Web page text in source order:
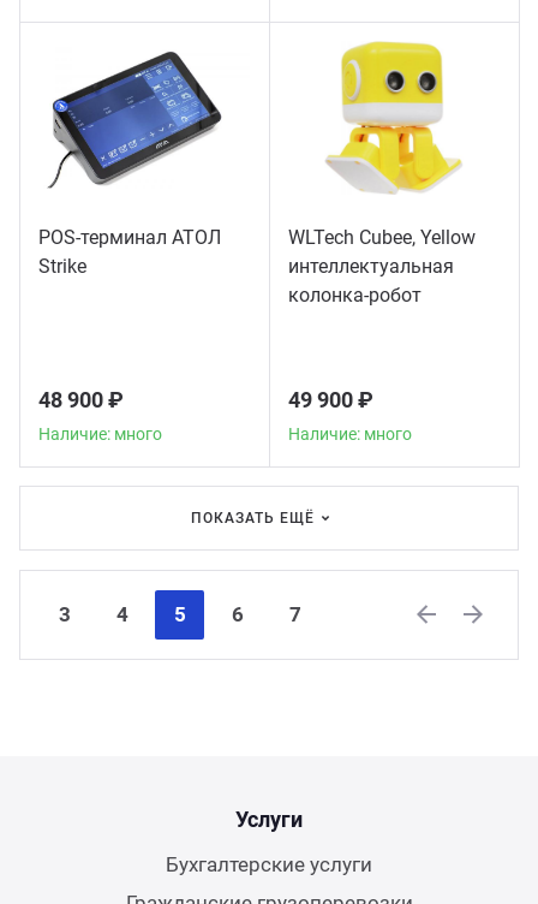
POS-терминал АТОЛ
Strike
48 900 ₽
Наличие: много
WLTech Cubee, Yellow
интеллектуальная
колонка-робот
49 900 ₽
Наличие: много
ПОКАЗАТЬ ЕЩЁ
3 4 5 6
7
Услуги
Бухгалтерские услуги